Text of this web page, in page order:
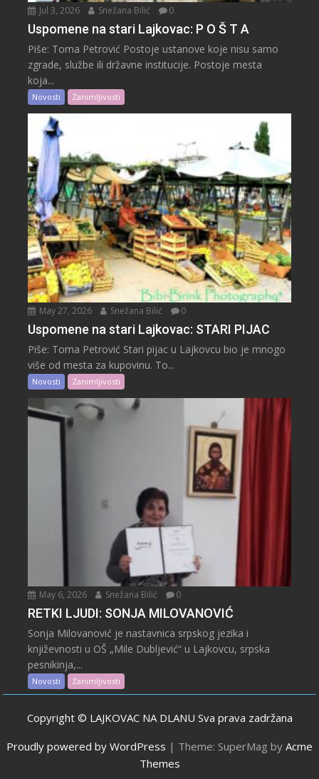
Jul 3, 2026 Snežana Bilić 0
Uspomene na stari Lajkovac: P O Š T A
Piše: Toma Petrović Postoje ustanove koje nisu samo
zgrade, službe ili državne institucije. Postoje mesta
koja...
Novosti Zanimljivosti
May 27, 2026 Snežana Bilić 0
Uspomene na stari Lajkovac: STARI PIJAC
Piše: Toma Petrović Stari pijac u Lajkovcu bio je mnogo
više od mesta za kupovinu. To...
Novosti Zanimljivosti
May 6, 2026 Snežana Bilić 0
RETKI LJUDI: SONJA MILOVANOVIĆ
Sonja Milovanović je nastavnica srpskog jezika i
književnosti u OŠ „Mile Dubljević“ u Lajkovcu, srpska
pesnikinja,...
Novosti Zanimljivosti
Copyright © LAJKOVAC NA DLANU Sva prava zadržana
Proudly powered by WordPress | Theme: SuperMag by Acme
Themes